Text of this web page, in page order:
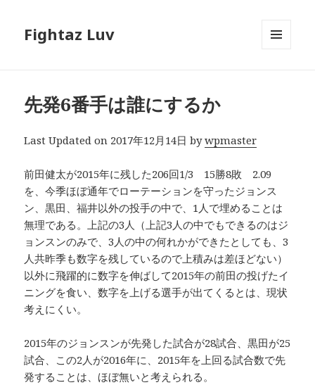
Fightaz Luv
先発6番手は誰にするか
Last Updated on 2017年12月14日 bywpmaster
前田健太が2015年に残した206回1/3 15勝8敗 2.09
を、今季ほぼ通年でローテーションを守ったジョンス
ン、黒田、福井以外の投手の中で、1人で埋めることは
無理である。上記の3人（上記3人の中でもできるのはジ
ョンスンのみで、3人の中の何れかができたとしても、3
人共昨季も数字を残しているので上積みは差ほどない）
以外に飛躍的に数字を伸ばして2015年の前田の投げたイ
ニングを食い、数字を上げる選手が出てくるとは、現状
考えにくい。
2015年のジョンスンが先発した試合が28試合、黒田が25
試合、この2人が2016年に、2015年を上回る試合数で先
発することは、ほぼ無いと考えられる。